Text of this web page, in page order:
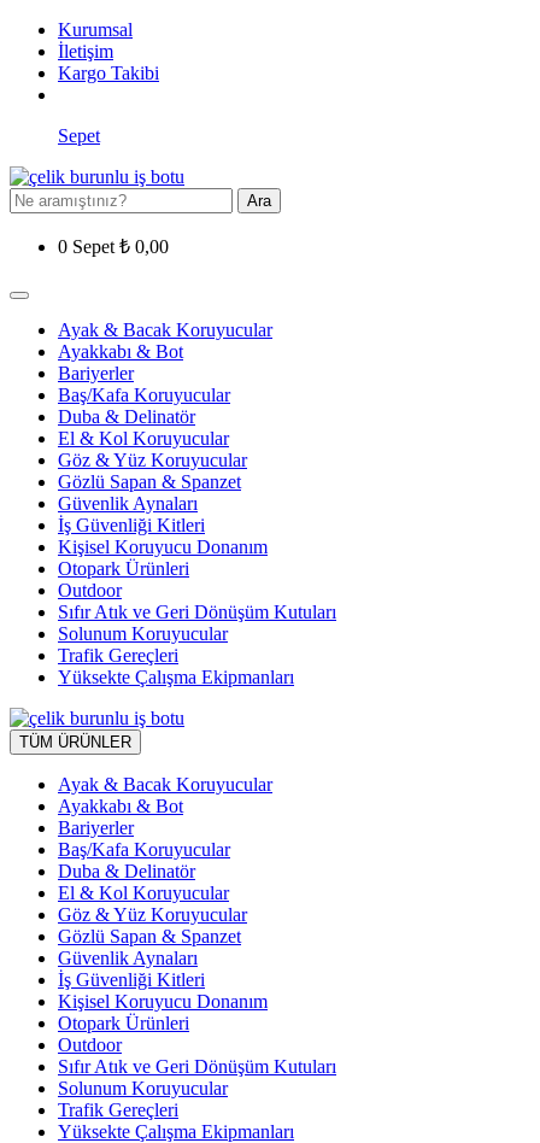
Kurumsal
İletişim
Kargo Takibi
Sepet
Ara
0 Sepet ₺ 0,00
Ayak & Bacak Koruyucular
Ayakkabı & Bot
Bariyerler
Baş/Kafa Koruyucular
Duba & Delinatör
El & Kol Koruyucular
Göz & Yüz Koruyucular
Gözlü Sapan & Spanzet
Güvenlik Aynaları
İş Güvenliği Kitleri
Kişisel Koruyucu Donanım
Otopark Ürünleri
Outdoor
Sıfır Atık ve Geri Dönüşüm Kutuları
Solunum Koruyucular
Trafik Gereçleri
Yüksekte Çalışma Ekipmanları
TÜM ÜRÜNLER
Ayak & Bacak Koruyucular
Ayakkabı & Bot
Bariyerler
Baş/Kafa Koruyucular
Duba & Delinatör
El & Kol Koruyucular
Göz & Yüz Koruyucular
Gözlü Sapan & Spanzet
Güvenlik Aynaları
İş Güvenliği Kitleri
Kişisel Koruyucu Donanım
Otopark Ürünleri
Outdoor
Sıfır Atık ve Geri Dönüşüm Kutuları
Solunum Koruyucular
Trafik Gereçleri
Yüksekte Çalışma Ekipmanları